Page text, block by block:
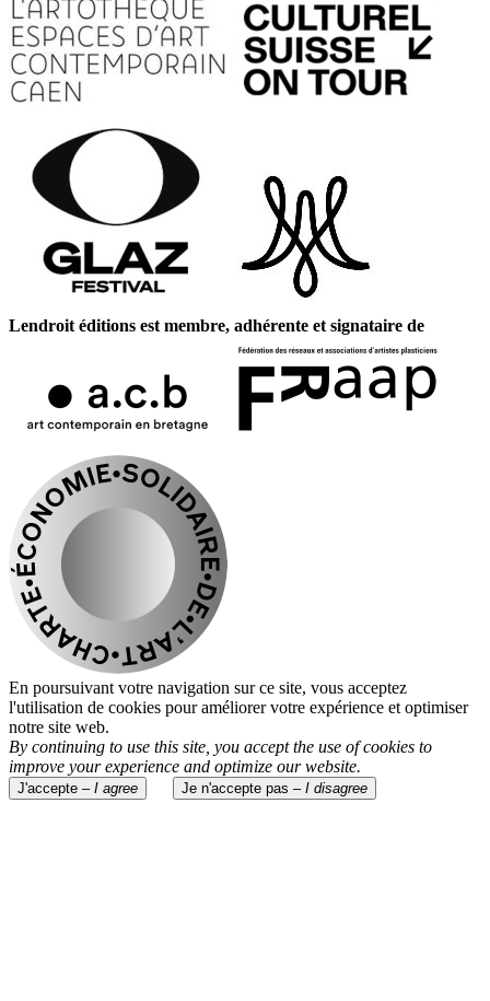
Lendroit éditions est membre, adhérente et signataire de
En poursuivant votre navigation sur ce site, vous acceptez
l'utilisation de cookies pour améliorer votre expérience et optimiser
notre site web.
By continuing to use this site, you accept the use of cookies to
improve your experience and optimize our website.
J'accepte – I agree Je n'accepte pas – I disagree